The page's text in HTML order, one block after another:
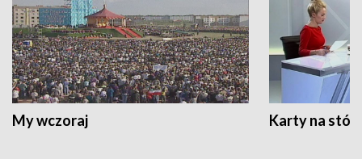
My wczoraj Karty na